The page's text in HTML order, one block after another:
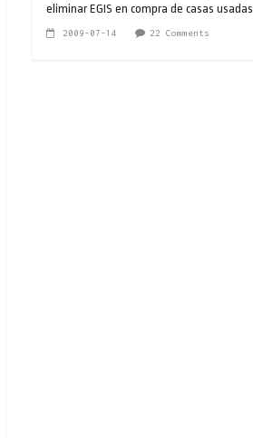
eliminar EGIS en compra de casas usadas
2009-07-14 22 Comments